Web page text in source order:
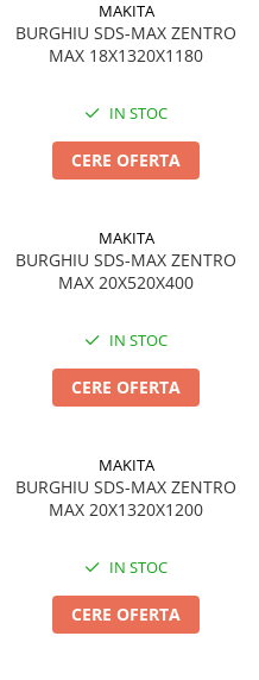
MAKITA
BURGHIU SDS-MAX ZENTRO
MAX 18X1320X1180
IN STOC
CERE OFERTA
MAKITA
BURGHIU SDS-MAX ZENTRO
MAX 20X520X400
IN STOC
CERE OFERTA
MAKITA
BURGHIU SDS-MAX ZENTRO
MAX 20X1320X1200
IN STOC
CERE OFERTA